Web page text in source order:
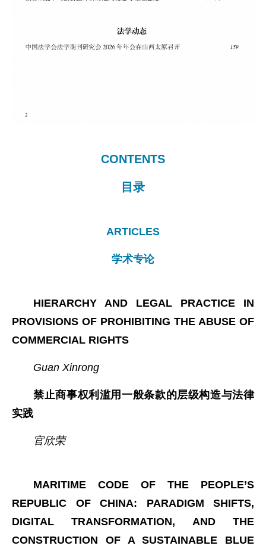
CONTENTS
目录
ARTICLES
学术专论
HIERARCHY AND LEGAL PRACTICE IN
PROVISIONS OF PROHIBITING THE ABUSE OF
COMMERCIAL RIGHTS
Guan Xinrong
禁止商事权利滥用一般条款的层级构造与法律
实践
官欣荣
MARITIME CODE OF THE PEOPLE’S
REPUBLIC OF CHINA: PARADIGM SHIFTS,
DIGITAL TRANSFORMATION, AND THE
CONSTRUCTION OF A SUSTAINABLE BLUE